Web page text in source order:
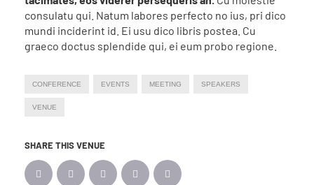
consulatu qui. Natum labores perfecto no ius, pri dico
mundi inciderint id. Ei usu dico libris postea. Cu
graeco doctus splendide qui, ei eum probo regione.
CONFERENCE EVENTS MEETING SPEAKERS
VENUE
SHARE THIS VENUE